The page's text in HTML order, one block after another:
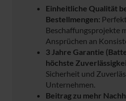
Einheitliche Qualität
Bestellmengen:
Beschaffungsprojekte
Ansprüchen an
3 Jahre Garantie
höchste
Sicherheit und
Unternehmen.
Beitrag zu mehr